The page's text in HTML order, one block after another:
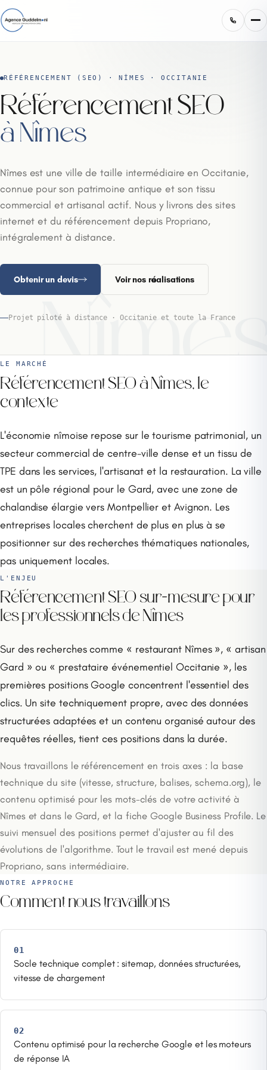
RÉFÉRENCEMENT (SEO) · NÎMES · OCCITANIE
Référencement SEO
à Nîmes
Nîmes est une ville de taille intermédiaire en Occitanie,
connue pour son patrimoine antique et son tissu
commercial et artisanal actif. Nous y livrons des sites
internet et du référencement depuis Propriano,
intégralement à distance.
Obtenir un devis Voir nos réalisations
Projet piloté à distance · Occitanie et toute la France
LE MARCHÉ
Référencement SEO à Nîmes, le
contexte
L'économie nîmoise repose sur le tourisme patrimonial, un
secteur commercial de centre-ville dense et un tissu de
TPE dans les services, l'artisanat et la restauration. La ville
est un pôle régional pour le Gard, avec une zone de
chalandise élargie vers Montpellier et Avignon. Les
entreprises locales cherchent de plus en plus à se
positionner sur des recherches thématiques nationales,
pas uniquement locales.
L'ENJEU
Référencement SEO sur-mesure pour
les professionnels de Nîmes
Sur des recherches comme « restaurant Nîmes », « artisan
Gard » ou « prestataire événementiel Occitanie », les
premières positions Google concentrent l'essentiel des
clics. Un site techniquement propre, avec des données
structurées adaptées et un contenu organisé autour des
requêtes réelles, tient ces positions dans la durée.
Nous travaillons le référencement en trois axes : la base
technique du site (vitesse, structure, balises, schema.org), le
contenu optimisé pour les mots-clés de votre activité à
Nîmes et dans le Gard, et la fiche Google Business Profile. Le
suivi mensuel des positions permet d'ajuster au fil des
évolutions de l'algorithme. Tout le travail est mené depuis
Propriano, sans intermédiaire.
NOTRE APPROCHE
Comment nous travaillons
01
Socle technique complet : sitemap, données structurées,
vitesse de chargement
02
Contenu optimisé pour la recherche Google et les moteurs
de réponse IA